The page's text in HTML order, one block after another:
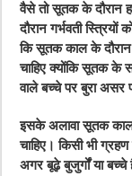
वैसे तो सूतक के दौरान
दौरान गर्भवती
कि सूतक काल के दौरान
चाहिए क्योंकि सूतक के
वाले बच्चे पर बुरा असर
इसके अलावा सूतक काल
चाहिए। किसी भी ग्रहण
अगर बूढ़े बुजुर्गों या